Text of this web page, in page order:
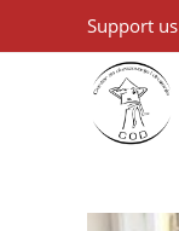
Support us